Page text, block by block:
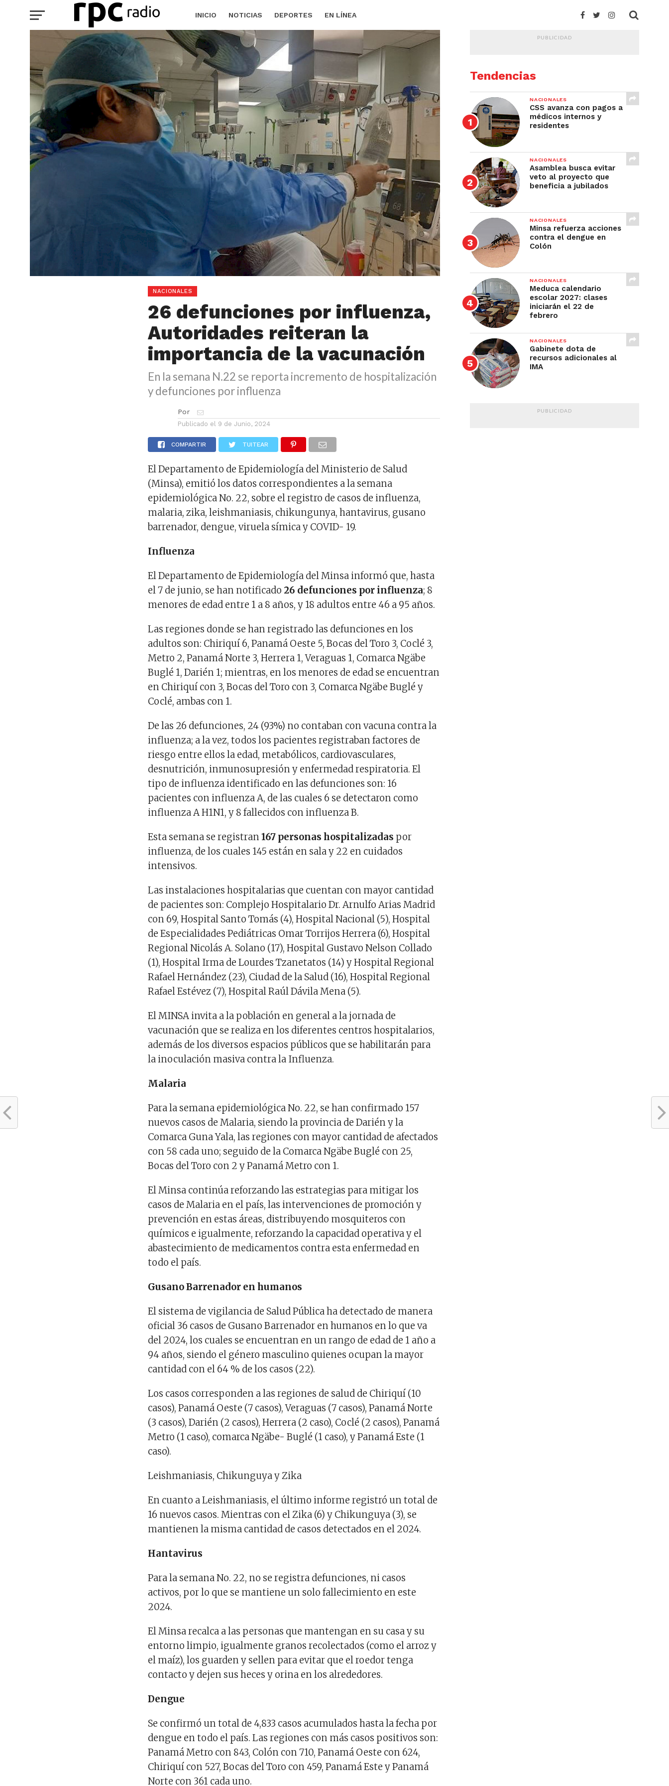
INICIO NOTICIAS DEPORTES EN LÍNEA
NACIONALES
26 defunciones por influenza,
Autoridades reiteran la
importancia de la vacunación
En la semana N.22 se reporta incremento de hospitalización
y defunciones por influenza
Por
Publicado el 9 de Junio, 2024
COMPARTIR TUITEAR
El Departamento de Epidemiología del Ministerio de Salud
(Minsa), emitió los datos correspondientes a la semana
epidemiológica No. 22, sobre el registro de casos de influenza,
malaria, zika, leishmaniasis, chikungunya, hantavirus, gusano
barrenador, dengue, viruela símica y COVID- 19.
Influenza
El Departamento de Epidemiología del Minsa informó que, hasta
el 7 de junio, se han notificado 26 defunciones por influenza; 8
menores de edad entre 1 a 8 años, y 18 adultos entre 46 a 95 años.
Las regiones donde se han registrado las defunciones en los
adultos son: Chiriquí 6, Panamá Oeste 5, Bocas del Toro 3, Coclé 3,
Metro 2, Panamá Norte 3, Herrera 1, Veraguas 1, Comarca Ngäbe
Buglé 1, Darién 1; mientras, en los menores de edad se encuentran
en Chiriquí con 3, Bocas del Toro con 3, Comarca Ngäbe Buglé y
Coclé, ambas con 1.
De las 26 defunciones, 24 (93%) no contaban con vacuna contra la
influenza; a la vez, todos los pacientes registraban factores de
riesgo entre ellos la edad, metabólicos, cardiovasculares,
desnutrición, inmunosupresión y enfermedad respiratoria. El
tipo de influenza identificado en las defunciones son: 16
pacientes con influenza A, de las cuales 6 se detectaron como
influenza A H1N1, y 8 fallecidos con influenza B.
Esta semana se registran167 personas hospitalizadas por
influenza, de los cuales 145 están en sala y 22 en cuidados
intensivos.
Las instalaciones hospitalarias que cuentan con mayor cantidad
de pacientes son: Complejo Hospitalario Dr. Arnulfo Arias Madrid
con 69, Hospital Santo Tomás (4), Hospital Nacional (5), Hospital
de Especialidades Pediátricas Omar Torrijos Herrera (6), Hospital
Regional Nicolás A. Solano (17), Hospital Gustavo Nelson Collado
(1), Hospital Irma de Lourdes Tzanetatos (14) y Hospital Regional
Rafael Hernández (23), Ciudad de la Salud (16), Hospital Regional
Rafael Estévez (7), Hospital Raúl Dávila Mena (5).
El MINSA invita a la población en general a la jornada de
vacunación que se realiza en los diferentes centros hospitalarios,
además de los diversos espacios públicos que se habilitarán para
la inoculación masiva contra la Influenza.
Malaria
Para la semana epidemiológica No. 22, se han confirmado 157
nuevos casos de Malaria, siendo la provincia de Darién y la
Comarca Guna Yala, las regiones con mayor cantidad de afectados
con 58 cada uno; seguido de la Comarca Ngäbe Buglé con 25,
Bocas del Toro con 2 y Panamá Metro con 1.
El Minsa continúa reforzando las estrategias para mitigar los
casos de Malaria en el país, las intervenciones de promoción y
prevención en estas áreas, distribuyendo mosquiteros con
químicos e igualmente, reforzando la capacidad operativa y el
abastecimiento de medicamentos contra esta enfermedad en
todo el país.
Gusano Barrenador en humanos
El sistema de vigilancia de Salud Pública ha detectado de manera
oficial 36 casos de Gusano Barrenador en humanos en lo que va
del 2024, los cuales se encuentran en un rango de edad de 1 año a
94 años, siendo el género masculino quienes ocupan la mayor
cantidad con el 64 % de los casos (22).
Los casos corresponden a las regiones de salud de Chiriquí (10
casos), Panamá Oeste (7 casos), Veraguas (7 casos), Panamá Norte
(3 casos), Darién (2 casos), Herrera (2 caso), Coclé (2 casos), Panamá
Metro (1 caso), comarca Ngäbe- Buglé (1 caso), y Panamá Este (1
caso).
Leishmaniasis, Chikunguya y Zika
En cuanto a Leishmaniasis, el último informe registró un total de
16 nuevos casos. Mientras con el Zika (6) y Chikunguya (3), se
mantienen la misma cantidad de casos detectados en el 2024.
Hantavirus
Para la semana No. 22, no se registra defunciones, ni casos
activos, por lo que se mantiene un solo fallecimiento en este
2024.
El Minsa recalca a las personas que mantengan en su casa y su
entorno limpio, igualmente granos recolectados (como el arroz y
el maíz), los guarden y sellen para evitar que el roedor tenga
contacto y dejen sus heces y orina en los alrededores.
Dengue
Se confirmó un total de 4,833 casos acumulados hasta la fecha por
dengue en todo el país. Las regiones con más casos positivos son:
Panamá Metro con 843, Colón con 710, Panamá Oeste con 624,
Chiriquí con 527, Bocas del Toro con 459, Panamá Este y Panamá
Norte con 361 cada uno.
PUBLICIDAD
Tendencias
NACIONALES
CSS avanza con pagos a
médicos internos y
residentes
NACIONALES
Asamblea busca evitar
veto al proyecto que
beneficia a jubilados
NACIONALES
Minsa refuerza acciones
contra el dengue en
Colón
NACIONALES
Meduca calendario
escolar 2027: clases
iniciarán el 22 de
febrero
NACIONALES
Gabinete dota de
recursos adicionales al
IMA
PUBLICIDAD